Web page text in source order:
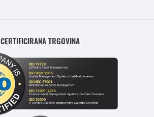
CERTIFICIRANA TRGOVINA